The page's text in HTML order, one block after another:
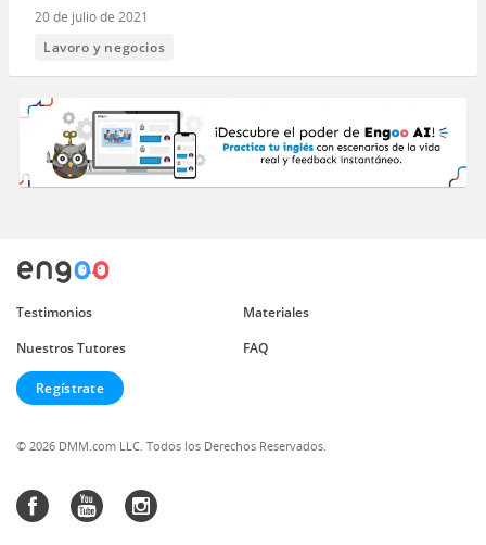
20 de julio de 2021
Lavoro y negocios
Testimonios
Materiales
Nuestros Tutores
FAQ
Regístrate
© 2026 DMM.com LLC. Todos los Derechos Reservados.